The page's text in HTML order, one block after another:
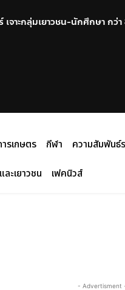
จาะกลุ่มเยาวชน-นักศึกษา กว่า
ารเกษตร กีฬา
ความสัมพันธ์
ละเยาวชน เฟคนิวส์
- Advertisment